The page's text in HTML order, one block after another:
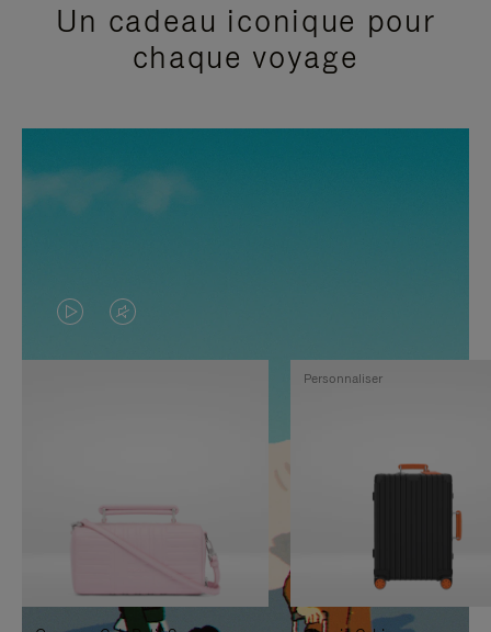
Un cadeau iconique pour
chaque voyage
LA
VIDÉO
PAUSE,
APPUYEZ
SUR
LE
SON
DÉSACTIVÉ.
VEUILLEZ
Personnaliser